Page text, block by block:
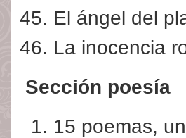
El ángel del
La inocencia
Sección poesía
15 poemas,